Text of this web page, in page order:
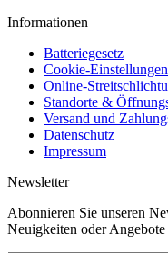
Informationen
Batteriegesetz
Cookie-Einstellungen
Online-
Standorte &
Versand und
Datenschutz
Impressum
Newsletter
Abonnieren Sie unseren
Neuigkeiten oder Angebote